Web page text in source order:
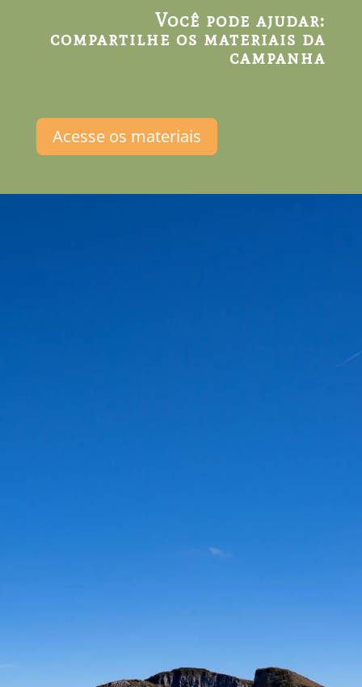
Você pode ajudar:
compartilhe os materiais da
campanha
Acesse os materiais